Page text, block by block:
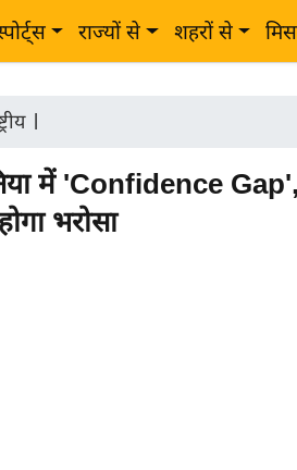
राज्यों से शहरों से
|
में 'Confidence
भरोसा